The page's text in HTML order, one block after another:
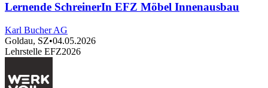
Lernende SchreinerIn EFZ Möbel Innenausbau
Karl Bucher AG
Goldau, SZ•04.05.2026
Lehrstelle EFZ2026